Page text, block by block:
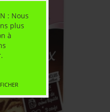
: Nous
plus
à